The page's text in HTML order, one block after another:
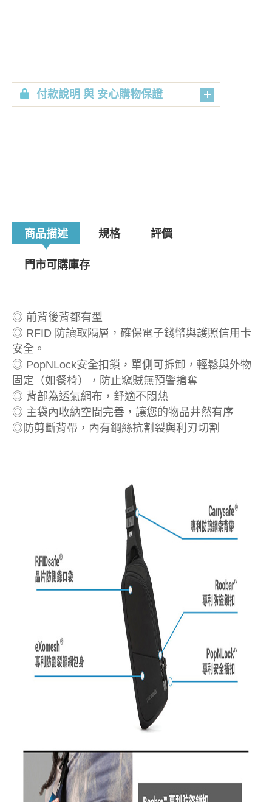
付款說明 與 安心購物保證
商品描述 規格 評價
門市可購庫存
◎ 前背後背都有型
◎ RFID 防讀取隔層，確保電子錢幣與護照信用卡
安全。
◎ PopNLock安全扣鎖，單側可拆卸，輕鬆與外物
固定（如餐椅），防止竊賊無預警搶奪
◎ 背部為透氣網布，舒適不悶熱
◎ 主袋內收納空間完善，讓您的物品井然有序
◎防剪斷背帶，內有鋼絲抗割裂與利刃切割